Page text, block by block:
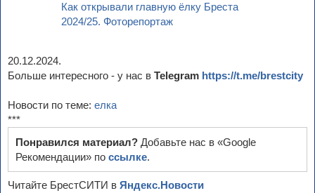
Как открывали главную ёлку Бреста
2024/25. Фоторепортаж
20.12.2024.
Больше интересного - у нас в Telegram https://t.me/brestcity
Новости по теме: елка
***
Понравился материал? Добавьте нас в «Google
Рекомендации» по ссылке.
Читайте БрестСИТИ в Яндекс.Новости